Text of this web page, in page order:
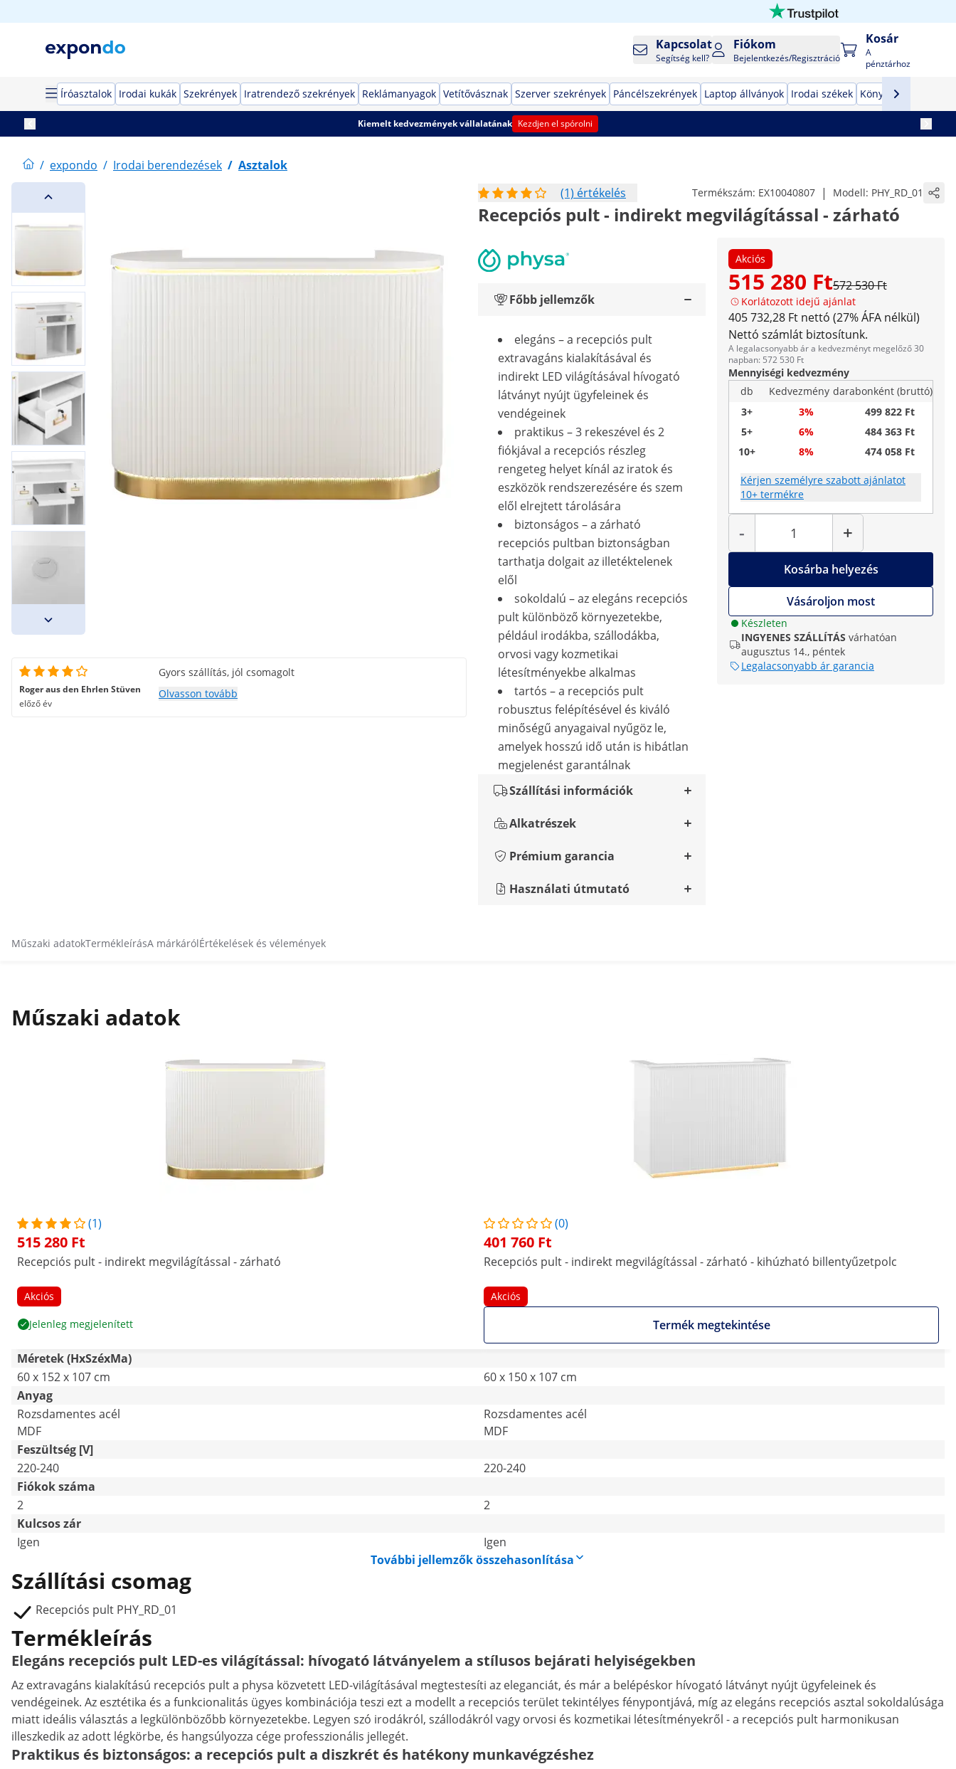
Kapcsolat
Segítség kell?
Fiókom
Bejelentkezés/Regisztráció
Kosár
A
pénztárhoz
Íróasztalok Irodai kukák Szekrények Iratrendező szekrények Reklámanyagok Vetítővásznak Szerver szekrények Páncélszekrények Laptop állványok Irodai székek Könyvespolcok
Kiemelt kedvezmények vállalatának Kezdjen el spórolni
/ expondo / Irodai berendezések / Asztalok
(1) értékelés
Termékszám: EX10040807 | Modell: PHY_RD_01
Recepciós pult - indirekt megvilágítással - zárható
Akciós
515 280 Ft572 530 Ft
Korlátozott idejű ajánlat
405 732,28 Ft nettó (27% ÁFA nélkül)
Nettó számlát biztosítunk.
A legalacsonyabb ár a kedvezményt megelőző 30
napban: 572 530 Ft
Mennyiségi kedvezmény
db
Kedvezmény darabonként (bruttó)
3+
3%
499 822 Ft
5+
6%
484 363 Ft
10+
8% 474 058 Ft
Kérjen személyre szabott ajánlatot
10+ termékre
-
Mennyiség
+
Kosárba helyezés
Vásároljon most
Készleten
INGYENES SZÁLLÍTÁS várhatóan
augusztus 14., péntek
Legalacsonyabb ár garancia
Főbb jellemzők
elegáns – a recepciós pult
extravagáns kialakításával és
indirekt LED világításával hívogató
látványt nyújt ügyfeleinek és
vendégeinek
praktikus – 3 rekeszével és 2
fiókjával a recepciós részleg
rengeteg helyet kínál az iratok és
eszközök rendszerezésére és szem
elől elrejtett tárolására
biztonságos – a zárható
recepciós pultban biztonságban
tarthatja dolgait az illetéktelenek
elől
sokoldalú – az elegáns recepciós
pult különböző környezetekbe,
például irodákba, szállodákba,
orvosi vagy kozmetikai
létesítményekbe alkalmas
tartós – a recepciós pult
robusztus felépítésével és kiváló
minőségű anyagaival nyűgöz le,
amelyek hosszú idő után is hibátlan
megjelenést garantálnak
Szállítási információk
Alkatrészek
Prémium garancia
Használati útmutató
Roger aus den Ehrlen Stüven
előző év
Gyors szállítás, jól csomagolt
Olvasson tovább
Műszaki adatokTermékleírásA márkárólÉrtékelések és vélemények
Műszaki adatok
(1)
515 280 Ft
Recepciós pult - indirekt megvilágítással - zárható
Akciós
Jelenleg megjelenített
(0)
401 760 Ft
Recepciós pult - indirekt megvilágítással - zárható - kihúzható billentyűzetpolc
Akciós
Termék megtekintése
Méretek (HxSzéxMa)
60 x 152 x 107 cm
60 x 150 x 107 cm
Anyag
Rozsdamentes acél
MDF
Rozsdamentes acél
MDF
Feszültség [V]
220-240
220-240
Fiókok száma
2
2
Kulcsos zár
Igen
Igen
További jellemzők összehasonlítása
Szállítási csomag
Recepciós pult PHY_RD_01
Termékleírás
Elegáns recepciós pult LED-es világítással: hívogató látványelem a stílusos bejárati helyiségekben
Az extravagáns kialakítású recepciós pult a physa közvetett LED-világításával megtestesíti az eleganciát, és már a belépéskor hívogató látványt nyújt ügyfeleinek és
vendégeinek. Az esztétika és a funkcionalitás ügyes kombinációja teszi ezt a modellt a recepciós terület tekintélyes fénypontjává, míg az elegáns recepciós asztal sokoldalúsága
miatt ideális választás a legkülönbözőbb környezetekbe. Legyen szó irodákról, szállodákról vagy orvosi és kozmetikai létesítményekről - a recepciós pult harmonikusan
illeszkedik az adott légkörbe, és hangsúlyozza cége professzionális jellegét.
Praktikus és biztonságos: a recepciós pult a diszkrét és hatékony munkavégzéshez